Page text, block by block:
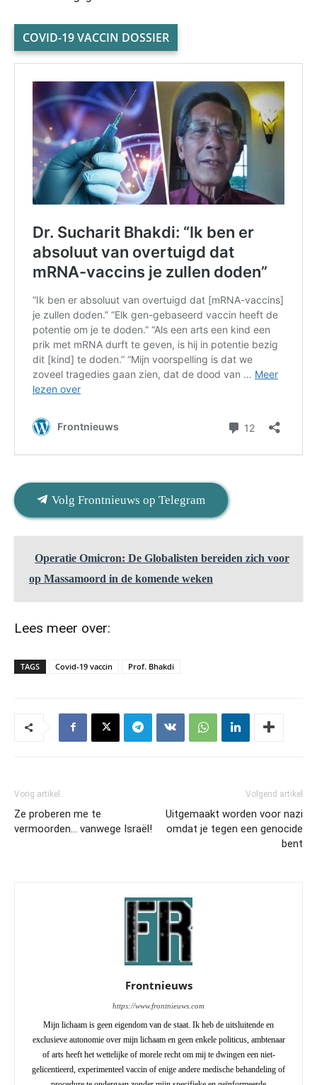
COVID-19 VACCIN DOSSIER
Volg Frontnieuws op Telegram
Operatie Omicron: De Globalisten bereiden zich voor
op Massamoord in de komende weken
Lees meer over:
TAGS Covid-19 vaccin Prof. Bhakdi
Vorig artikel
Ze proberen me te
vermoorden… vanwege Israël!
Volgend artikel
Uitgemaakt worden voor nazi
omdat je tegen een genocide
bent
Frontnieuws
https://www.frontnieuws.com
Mijn lichaam is geen eigendom van de staat. Ik heb de uitsluitende en
exclusieve autonomie over mijn lichaam en geen enkele politicus, ambtenaar
of arts heeft het wettelijke of morele recht om mij te dwingen een niet-
gelicentieerd, experimenteel vaccin of enige andere medische behandeling of